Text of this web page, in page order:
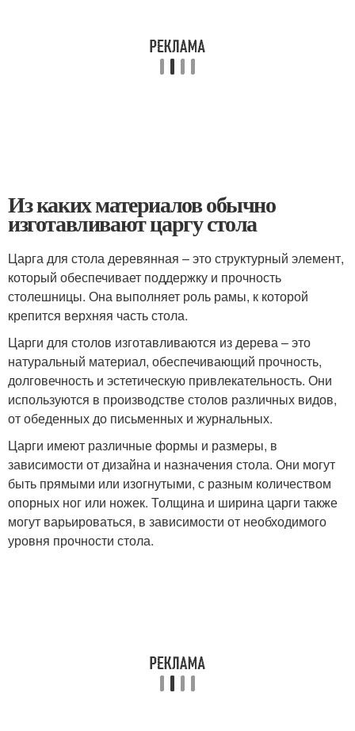
Из каких материалов обычно
изготавливают царгу стола
Царга для стола деревянная – это структурный элемент,
который обеспечивает поддержку и прочность
столешницы. Она выполняет роль рамы, к которой
крепится верхняя часть стола.
Царги для столов изготавливаются из дерева – это
натуральный материал, обеспечивающий прочность,
долговечность и эстетическую привлекательность. Они
используются в производстве столов различных видов,
от обеденных до письменных и журнальных.
Царги имеют различные формы и размеры, в
зависимости от дизайна и назначения стола. Они могут
быть прямыми или изогнутыми, с разным количеством
опорных ног или ножек. Толщина и ширина царги также
могут варьироваться, в зависимости от необходимого
уровня прочности стола.